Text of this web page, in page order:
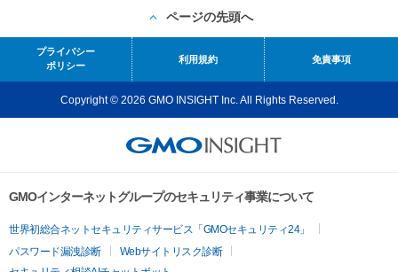
ページの先頭へ
プライバシー
ポリシー
利用規約 免責事項
Copyright © 2026 GMO INSIGHT Inc. All Rights Reserved.
GMOインターネットグループのセキュリティ事業について
世界初総合ネットセキュリティサービス「GMOセキュリティ24」
パスワード漏洩診断
Webサイトリスク診断